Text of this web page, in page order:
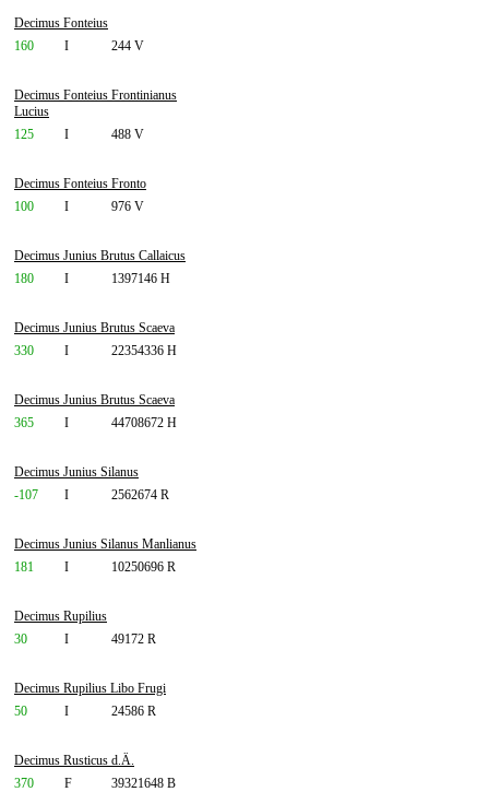
Decimus Fonteius
160
I 244 V
Decimus Fonteius Frontinianus
Lucius
125
I 488 V
Decimus Fonteius Fronto
100
I 976 V
Decimus Junius Brutus Callaicus
180
I 1397146 H
Decimus Junius Brutus Scaeva
330
I 22354336 H
Decimus Junius Brutus Scaeva
365
I 44708672 H
Decimus Junius Silanus
-107
I 2562674 R
Decimus Junius Silanus Manlianus
181
I 10250696 R
Decimus Rupilius
30
I 49172 R
Decimus Rupilius Libo Frugi
50
I 24586 R
Decimus Rusticus d.Ä.
370
F 39321648 B